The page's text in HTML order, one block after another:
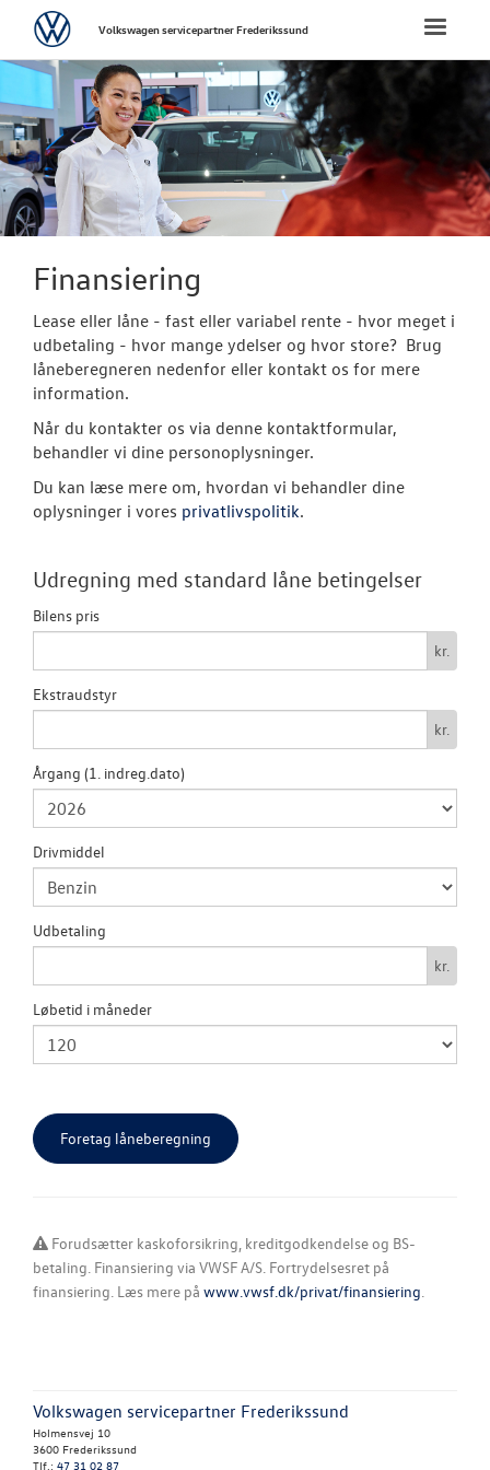
FORSIDE
VÆRKSTED
SKADECENTER
Finansiering
TILBEHØR
OM OS
JOB OG
Toggle
VolkswagenVolkswagen servicepartner Frederikssund
Finansiering
Lease eller låne - fast eller variabel rente - hvor meget i
udbetaling - hvor mange ydelser og hvor store? Brug
låneberegneren nedenfor eller kontakt os for mere
information.
Når du kontakter os via denne kontaktformular,
behandler vi dine personoplysninger.
Du kan læse mere om, hvordan vi behandler dine
oplysninger i vores privatlivspolitik.
Udregning med standard låne betingelser
Bilens pris
kr.
Ekstraudstyr
kr.
Årgang (1. indreg.dato)
Drivmiddel
Udbetaling
kr.
Løbetid i måneder
Forudsætter kaskoforsikring, kreditgodkendelse og BS-
betaling. Finansiering via VWSF A/S. Fortrydelsesret på
finansiering. Læs mere på www.vwsf.dk/privat/finansiering
Volkswagen servicepartner Frederikssund
Holmensvej 10
3600 Frederikssund
Tlf.: 47 31 02 87